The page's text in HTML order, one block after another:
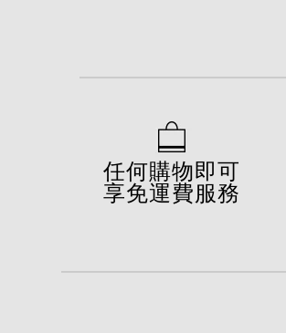
任何購物即可
享免運費服務